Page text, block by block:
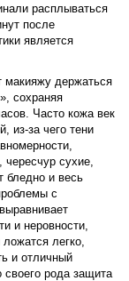
расплываться
после
является
макияжу держаться
сохраняя
Часто кожа век
из-за чего тени
чересчур сухие,
бледно и весь
с
и неровности,
легко,
и отличный
рода защита